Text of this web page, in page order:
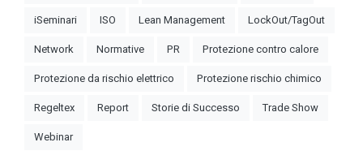
iSeminari
ISO Lean Management
LockOut/TagOut
Network
Normative PR
Protezione contro calore
Protezione da rischio elettrico
Protezione rischio chimico
Regeltex
Report Storie di Successo
Trade Show
Webinar